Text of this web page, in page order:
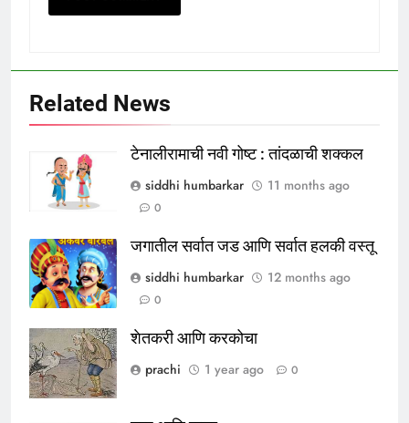
Related News
टेनालीरामाची नवी गोष्ट : तांदळाची शक्कल
siddhi humbarkar
11 months ago
0
जगातील सर्वात जड आणि सर्वात हलकी वस्तू
siddhi humbarkar
12 months ago
0
शेतकरी आणि करकोचा
prachi
1 year ago 0